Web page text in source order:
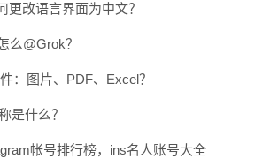
更改语言界面为中文？
么@Grok？
：图片、PDF、Excel？
是什么？
帐号排行榜，ins名人账号大全